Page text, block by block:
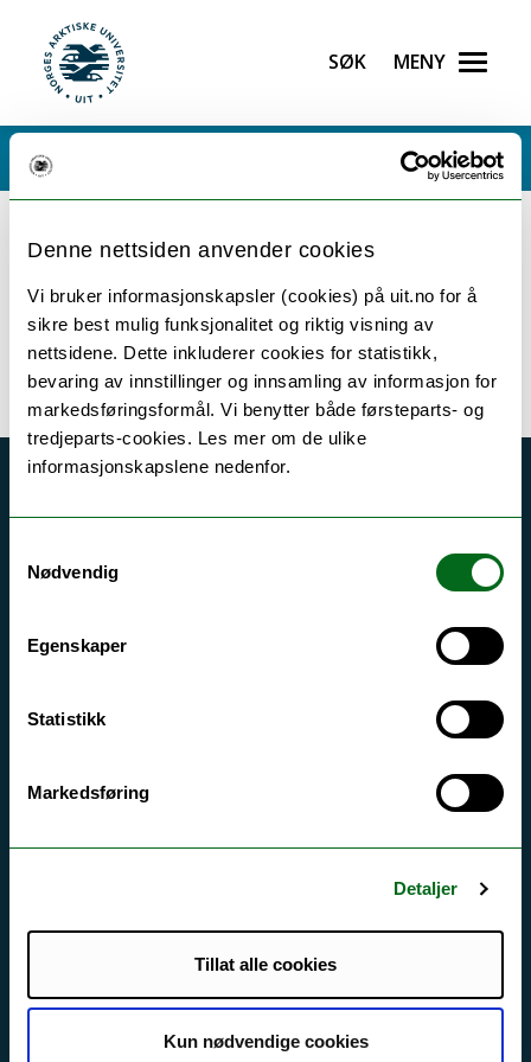
Denne nettsiden anvender cookies
Vi bruker informasjonskapsler (cookies) på uit.no for å
sikre best mulig funksjonalitet og riktig visning av
nettsidene. Dette inkluderer cookies for statistikk,
bevaring av innstillinger og innsamling av informasjon for
markedsføringsformål. Vi benytter både førsteparts- og
tredjeparts-cookies. Les mer om de ulike
informasjonskapslene nedenfor.
Nødvendig
Egenskaper
Statistikk
Markedsføring
Detaljer
Tillat alle cookies
Kun nødvendige cookies
Gå til hovedinnhold
UiT Norges arktiske universitet
Søk Meny
Error rendering component
Driftsmeldinger
Sikkerhet, beredskap og personvern
Informasjonskapsler
Kontakt UiT
For skoler
Ledige stillinger
English website